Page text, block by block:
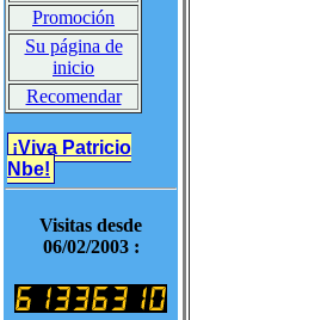
Promoción
Su página de
inicio
Recomendar
¡Viva Patricio
Nbe!
Visitas desde
06/02/2003 :